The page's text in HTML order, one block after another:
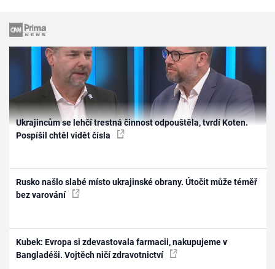
Ukrajincům se lehčí trestná činnost odpouštěla, tvrdí Koten.
Pospíšil chtěl vidět čísla
Rusko našlo slabé místo ukrajinské obrany. Útočit může téměř
bez varování
Kubek: Evropa si zdevastovala farmacii, nakupujeme v
Bangladéši. Vojtěch ničí zdravotnictví